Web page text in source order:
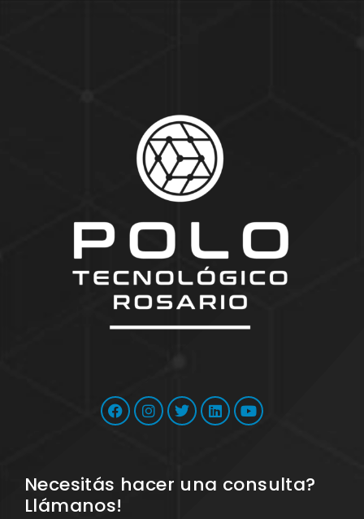
Necesitás hacer una consulta?
Llámanos!